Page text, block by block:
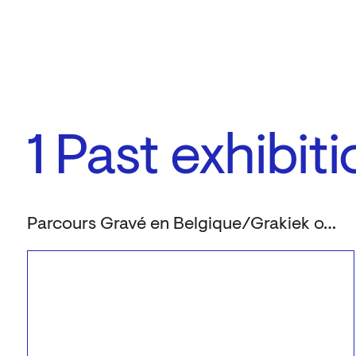
1 Past
Parcours Gravé en Belgique/Grakiek over de grens